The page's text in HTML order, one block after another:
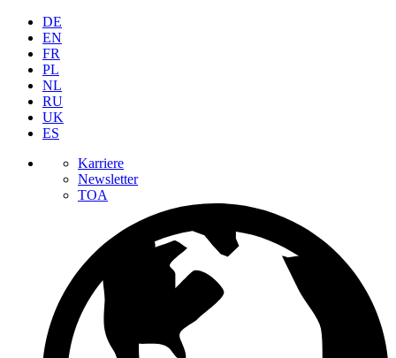
DE
EN
FR
PL
NL
RU
UK
ES
Karriere
Newsletter
TOA